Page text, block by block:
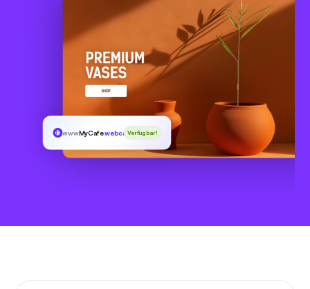
wwwMyCafe.webcamVerfügbar!